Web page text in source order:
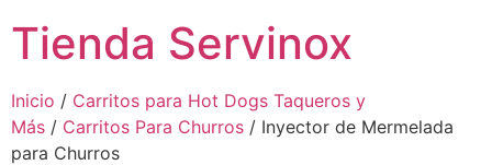
Tienda Servinox
Inicio / Carritos para Hot Dogs Taqueros y
Más / Carritos Para Churros / Inyector de Mermelada
para Churros